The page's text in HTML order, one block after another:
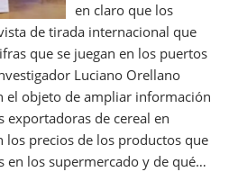
en claro que los
de tirada internacional que
que se juegan en los puertos
Luciano Orellano
el objeto de ampliar información
exportadoras de cereal en
los precios de los productos que
en los supermercado y de qué…